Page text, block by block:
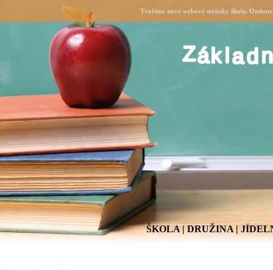
Tvoříme nové webové stránky školy.
ŠKOLA|DRUŽINA|